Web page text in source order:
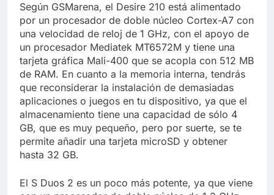
Según GSMarena, el Desire 210 está alimentado
por un procesador de doble núcleo Cortex-A7 con
una velocidad de reloj de 1 GHz, con el apoyo de
un procesador Mediatek MT6572M y tiene una
tarjeta gráfica Mali-400 que se acopla con 512 MB
de RAM. En cuanto a la memoria interna, tendrás
que reconsiderar la instalación de demasiadas
aplicaciones o juegos en tu dispositivo, ya que el
almacenamiento tiene una capacidad de sólo 4
GB, que es muy pequeño, pero por suerte, se te
permite añadir una tarjeta microSD y obtener
hasta 32 GB.
El S Duos 2 es un poco más potente, ya que viene